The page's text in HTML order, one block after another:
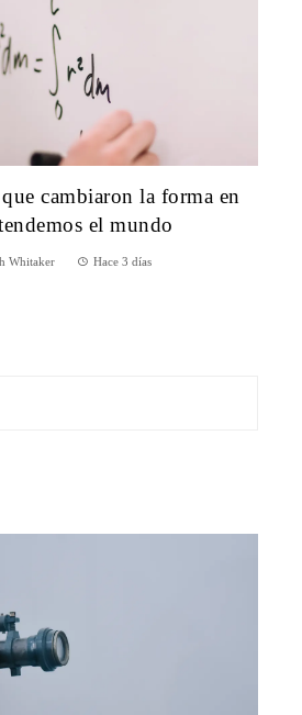
cambiaron la forma en
el mundo
Whitaker Hace 3 días